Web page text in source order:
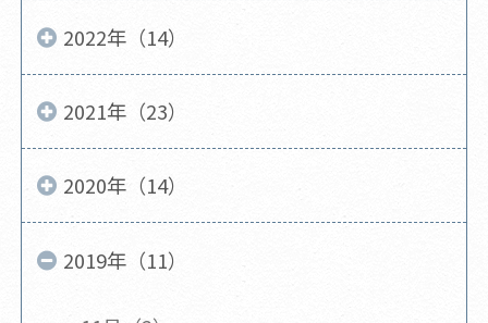
2022年（14）
2021年（23）
2020年（14）
2019年（11）